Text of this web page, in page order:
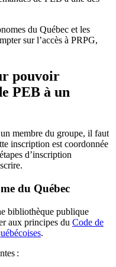
du Québec et les
sur l’accès à PRPG,
pouvoir
PEB à un
membre du groupe, il faut
inscription est coordonnée
d’inscription
du Québec
bibliothèque publique
aux principes du Code de
.
: